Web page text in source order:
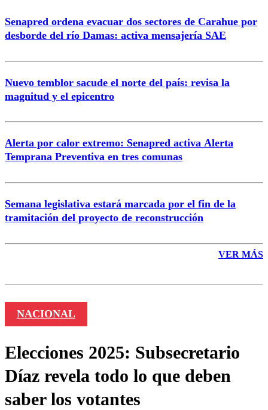
Correo
Senapred ordena evacuar dos sectores de Carahue por
desborde del río Damas: activa mensajería SAE
Nuevo temblor sacude el norte del país: revisa la
magnitud y el epicentro
Alerta por calor extremo: Senapred activa Alerta
Temprana Preventiva en tres comunas
Semana legislativa estará marcada por el fin de la
tramitación del proyecto de reconstrucción
VER MÁS
NACIONAL
Elecciones 2025: Subsecretario
Díaz revela todo lo que deben
saber los votantes